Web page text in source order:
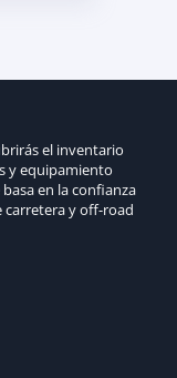
el inventario
y equipamiento
en la confianza
carretera y off-road